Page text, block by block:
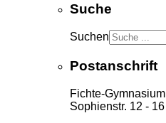
Suche
Suchen
Postanschrift
Fichte-Gymnasium
Sophienstr. 12 - 16